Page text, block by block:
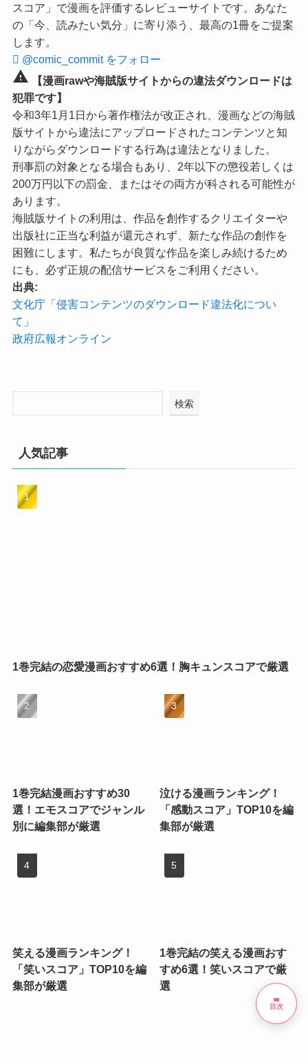
スコア」で漫画を評価するレビューサイトです。あなた
の「今、読みたい気分」に寄り添う、最高の1冊をご提案
します。
@comic_commit をフォロー
warning
【漫画rawや海賊版サイトからの違法ダウンロードは
犯罪です】
令和3年1月1日から著作権法が改正され、漫画などの海賊
版サイトから違法にアップロードされたコンテンツと知
りながらダウンロードする行為は違法となりました。
刑事罰の対象となる場合もあり、2年以下の懲役若しくは
200万円以下の罰金、またはその両方が科される可能性が
あります。
海賊版サイトの利用は、作品を創作するクリエイターや
出版社に正当な利益が還元されず、新たな作品の創作を
困難にします。私たちが良質な作品を楽しみ続けるため
にも、必ず正規の配信サービスをご利用ください。
出典:
文化庁「侵害コンテンツのダウンロード違法化につい
て」
政府広報オンライン
検索
人気記事
1巻完結の恋愛漫画おすすめ6選！胸キュンスコアで厳選
1巻完結漫画おすすめ30
選！エモスコアでジャンル
別に編集部が厳選
泣ける漫画ランキング！
「感動スコア」TOP10を編
集部が厳選
笑える漫画ランキング！
「笑いスコア」TOP10を編
集部が厳選
1巻完結の笑える漫画おす
すめ6選！笑いスコアで厳
選
list
目次